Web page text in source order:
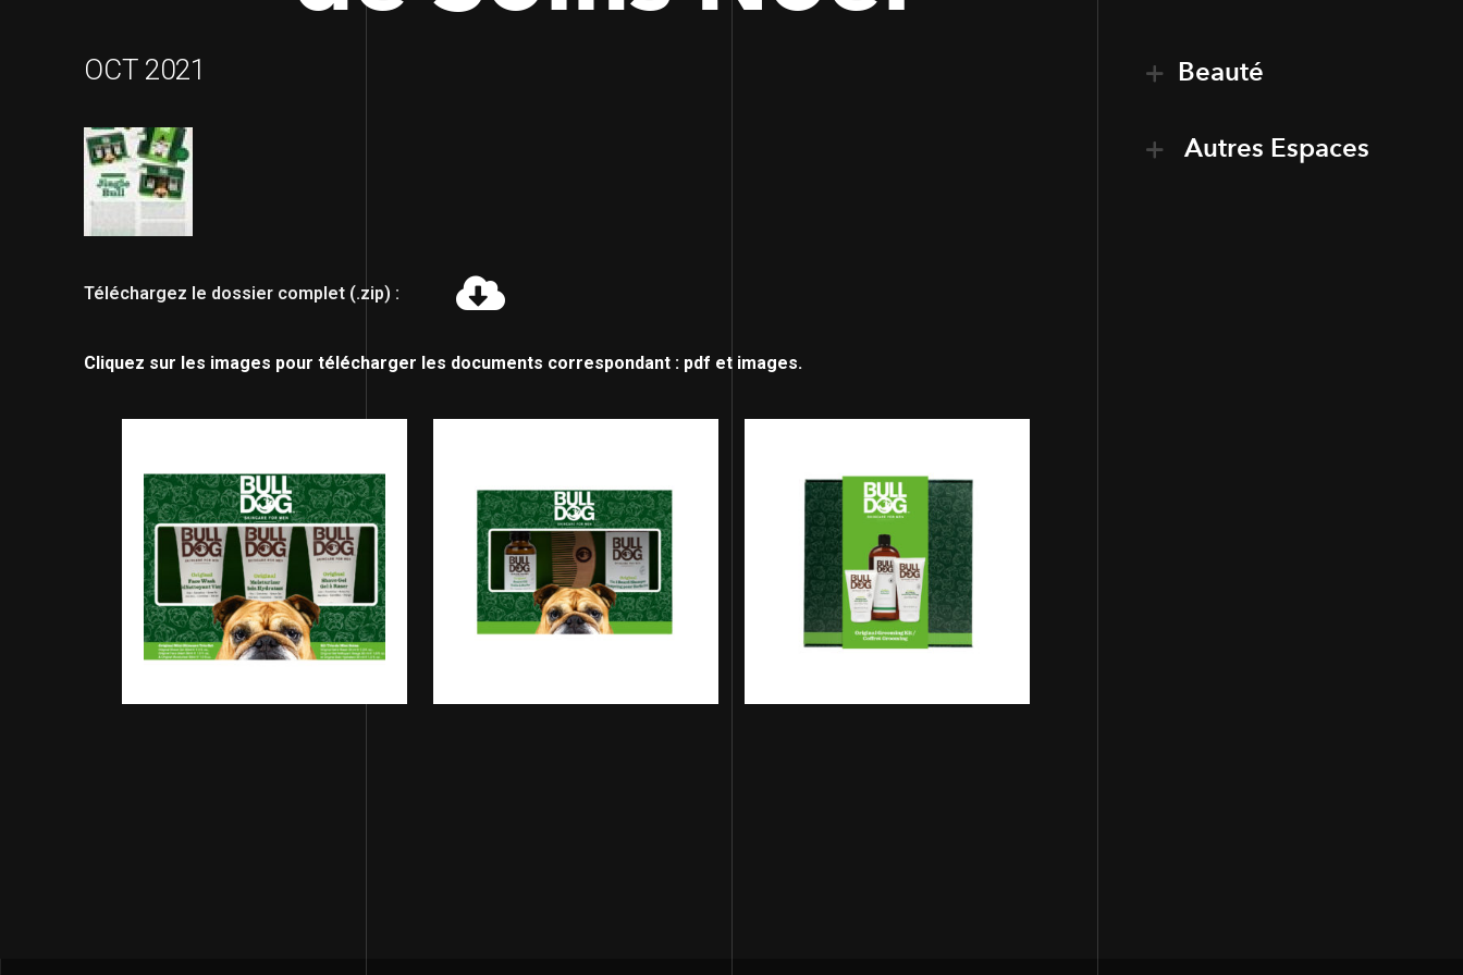
OCT 2021 Beauté
Autres Espaces
Téléchargez le dossier complet (.zip) :
Cliquez sur les images pour télécharger les documents correspondant : pdf et images.